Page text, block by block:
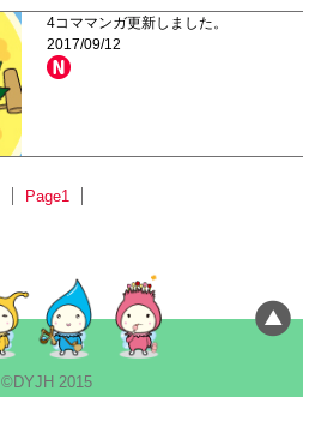
4コママンガ更新しました。
2017/09/12
Page1
©DYJH 2015